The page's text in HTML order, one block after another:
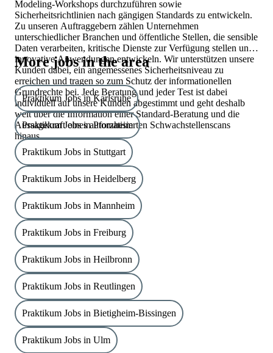
Modeling-Workshops durchzuführen sowie
Sicherheitsrichtlinien nach gängigen Standards zu entwickeln.
Zu unseren Auftraggebern zählen Unternehmen
unterschiedlicher Branchen und öffentliche Stellen, die sensible
Daten verarbeiten, kritische Dienste zur Verfügung stellen und
innovative Anwendungen entwickeln. Wir unterstützen unsere
Kunden dabei, ein angemessenes Sicherheitsniveau zu
erreichen und tragen so zum Schutz der informationellen
Grundrechte bei. Jede Beratung und jeder Test ist dabei
individuell auf unsere Kunden abgestimmt und geht deshalb
weit über die Information einer Standard-Beratung und die
Aussagekraft eines automatisierten Schwachstellenscans
hinaus.
More jobs in the area
Praktikum Jobs in Karlsruhe
Praktikum Jobs in Pforzheim
Praktikum Jobs in Stuttgart
Praktikum Jobs in Heidelberg
Praktikum Jobs in Mannheim
Praktikum Jobs in Freiburg
Praktikum Jobs in Heilbronn
Praktikum Jobs in Reutlingen
Praktikum Jobs in Bietigheim-Bissingen
Praktikum Jobs in Ulm